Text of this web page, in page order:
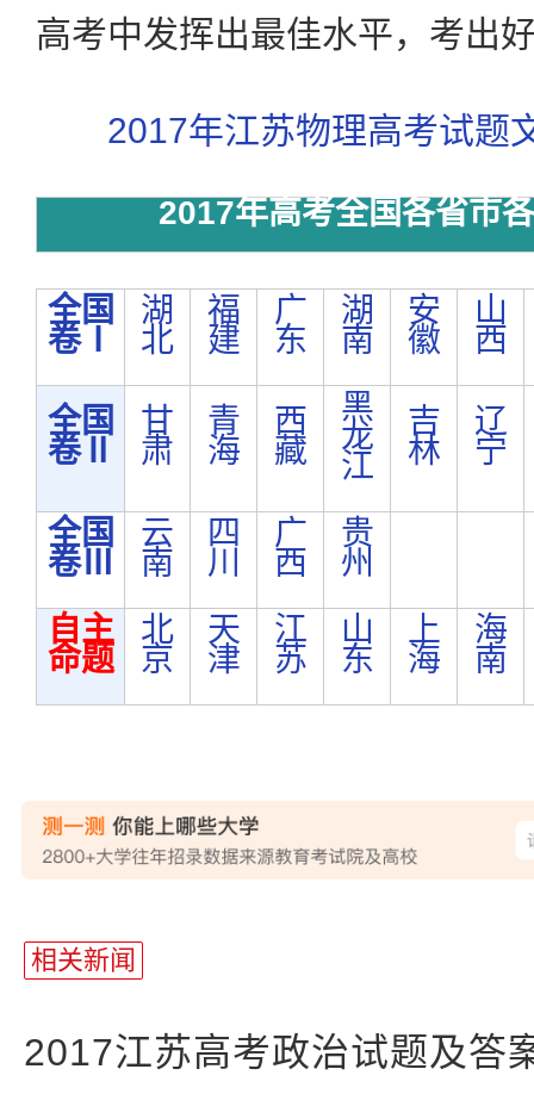
高考中发挥出最佳水平，考出
2017年江苏物理高考试题
2017年高考全国各省市
全国
卷Ⅰ
湖
北
福
建
广
东
湖
南
安
徽
山
西
全国
卷Ⅱ
甘
肃
青
海
西
藏
黑
龙
江
吉
林
辽
宁
全国
卷Ⅲ
云
南
四
川
广
西
贵
州
自主
命题
北
京
天
津
江
苏
山
东
上
海
海
南
相关新闻
2017江苏高考政治试题及答